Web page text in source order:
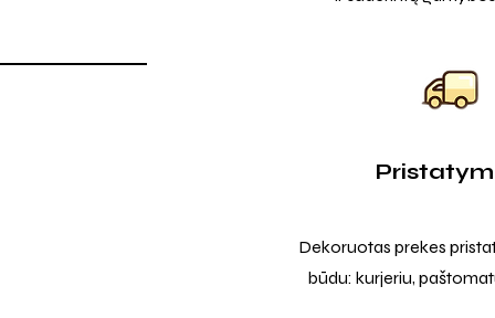
Dekoruotas prekes
būdu: kurjeriu,